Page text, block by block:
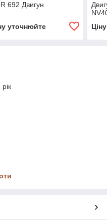
692 Двигун
уточнюйте